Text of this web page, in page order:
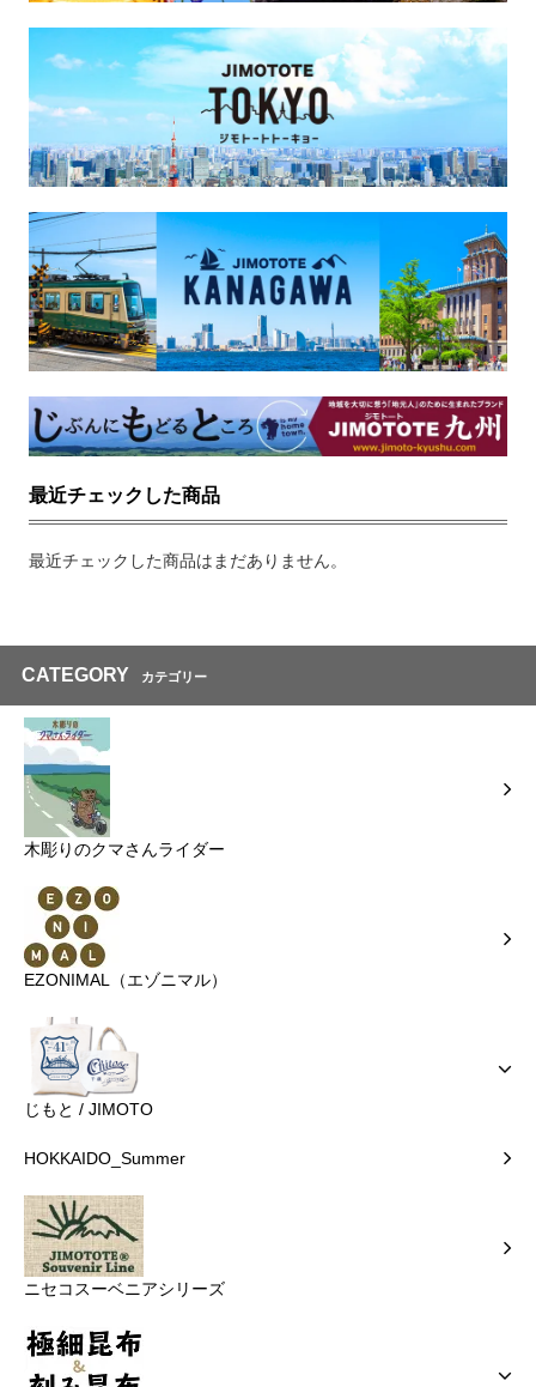
最近チェックした商品
最近チェックした商品はまだありません。
CATEGORY カテゴリー
木彫りのクマさんライダー
EZONIMAL（エゾニマル）
じもと / JIMOTO
HOKKAIDO_Summer
ニセコスーベニアシリーズ